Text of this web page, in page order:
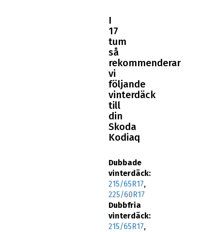
I
17
tum
så
rekommenderar
vi
följande
vinterdäck
till
din
Skoda
Kodiaq
Dubbade
vinterdäck:
215/65R17,
225/60R17
Dubbfria
vinterdäck:
215/65R17,